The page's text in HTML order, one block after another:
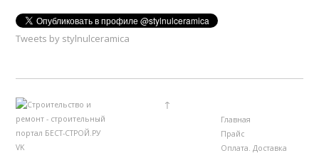
Tweets by stylnulceramica
VK
↑
Главная
Прайс
Оплата. Доставка